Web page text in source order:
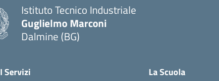
Istituto Tecnico Industriale
Guglielmo Marconi
Dalmine (BG)
I Servizi La Scuola